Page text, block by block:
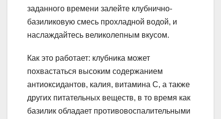
заданного времени залейте клубнично-
базиликовую смесь прохладной водой, и
наслаждайтесь великолепным вкусом.
Как это работает: клубника может
похвастаться высоким содержанием
антиоксидантов, калия, витамина С, а также
других питательных веществ, в то время как
базилик обладает противовоспалительными